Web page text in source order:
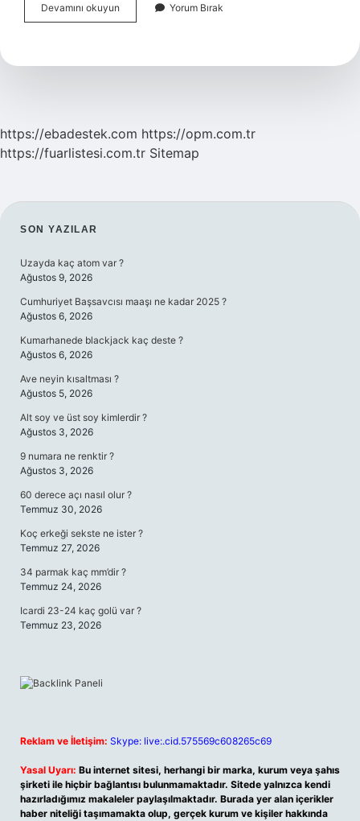
Devamını okuyun Mahrumiyete
Düçar
Demek
Yorum Bırak
https://ebadestek.com https://opm.com.tr
https://fuarlistesi.com.tr Sitemap
SIDEBAR
SON YAZILAR
Uzayda kaç atom var ?
Ağustos 9, 2026
Cumhuriyet Başsavcısı maaşı ne kadar 2025 ?
Ağustos 6, 2026
Kumarhanede blackjack kaç deste ?
Ağustos 6, 2026
Ave neyin kısaltması ?
Ağustos 5, 2026
Alt soy ve üst soy kimlerdir ?
Ağustos 3, 2026
9 numara ne renktir ?
Ağustos 3, 2026
60 derece açı nasıl olur ?
Temmuz 30, 2026
Koç erkeği sekste ne ister ?
Temmuz 27, 2026
34 parmak kaç mm’dir ?
Temmuz 24, 2026
Icardi 23-24 kaç golü var ?
Temmuz 23, 2026
Reklam ve İletişim: Skype: live:.cid.575569c608265c69
Yasal Uyarı: Bu internet sitesi, herhangi bir marka, kurum veya şahıs
şirketi ile hiçbir bağlantısı bulunmamaktadır. Sitede yalnızca kendi
hazırladığımız makaleler paylaşılmaktadır. Burada yer alan içerikler
haber niteliği taşımamakta olup, gerçek kurum ve kişiler hakkında